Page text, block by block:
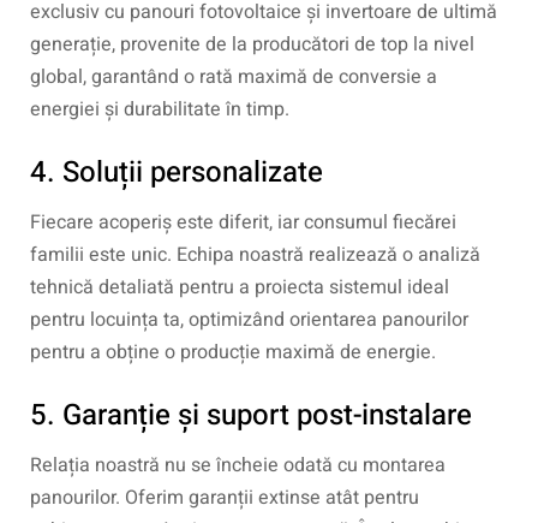
exclusiv cu panouri fotovoltaice și invertoare de ultimă
generație, provenite de la producători de top la nivel
global, garantând o rată maximă de conversie a
energiei și durabilitate în timp.
4. Soluții personalizate
Fiecare acoperiș este diferit, iar consumul fiecărei
familii este unic. Echipa noastră realizează o analiză
tehnică detaliată pentru a proiecta sistemul ideal
pentru locuința ta, optimizând orientarea panourilor
pentru a obține o producție maximă de energie.
5. Garanție și suport post-instalare
Relația noastră nu se încheie odată cu montarea
panourilor. Oferim garanții extinse atât pentru